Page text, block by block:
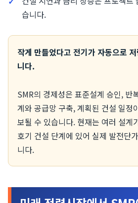
습니다.
작게 만들었다고 전기가 자동으로
니다.
SMR의 경제성은 표준설계 승인, 반
계와 공급망 구축, 계획된 건설 일정
보될 수 있습니다. 현재는 여러 설계
호기 건설 단계에 있어 실제 발전단
니다.